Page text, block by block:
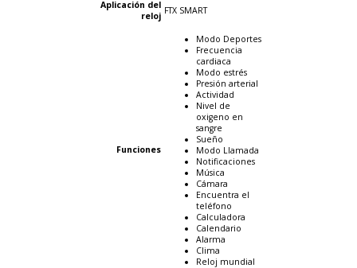
Aplicación del
reloj FTX SMART
Funciones
Modo Deportes
Frecuencia
cardiaca
Modo estrés
Presión arterial
Actividad
Nivel de
oxigeno en
sangre
Sueño
Modo Llamada
Notificaciones
Música
Cámara
Encuentra el
teléfono
Calculadora
Calendario
Alarma
Clima
Reloj mundial